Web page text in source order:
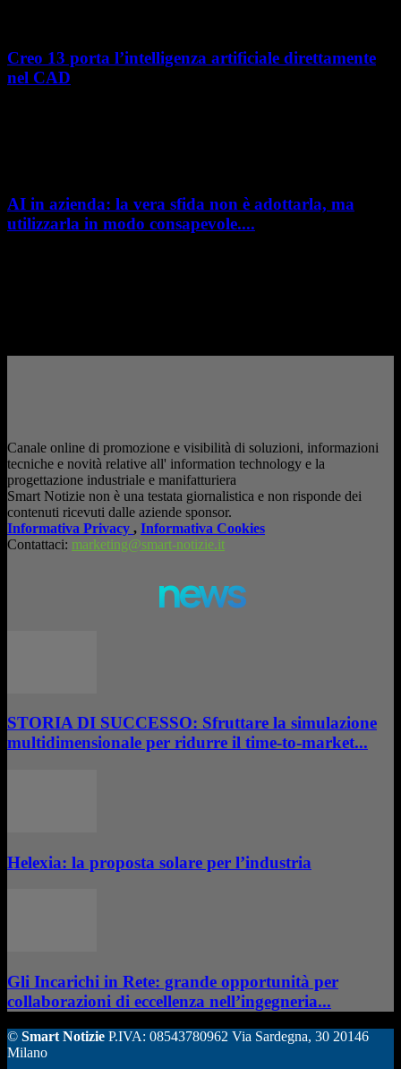
Creo 13 porta l’intelligenza artificiale direttamente
nel CAD
AI in azienda: la vera sfida non è adottarla, ma
utilizzarla in modo consapevole....
Canale online di promozione e visibilità di soluzioni, informazioni
tecniche e novità relative all' information technology e la
progettazione industriale e manifatturiera
Smart Notizie non è una testata giornalistica e non risponde dei
contenuti ricevuti dalle aziende sponsor.
Informativa Privacy , Informativa Cookies
Contattaci: marketing@smart-notizie.it
news
STORIA DI SUCCESSO: Sfruttare la simulazione
multidimensionale per ridurre il time-to-market...
Helexia: la proposta solare per l’industria
Gli Incarichi in Rete: grande opportunità per
collaborazioni di eccellenza nell’ingegneria...
© Smart Notizie P.IVA: 08543780962 Via Sardegna, 30 20146
Milano